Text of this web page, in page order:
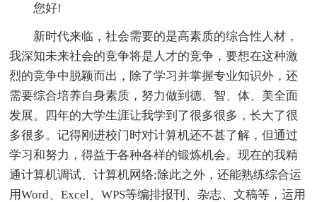
您好!
新时代来临，社会需要的是高素质的综合性人材，
我深知未来社会的竞争将是人才的竞争，要想在这种激
烈的竞争中脱颖而出，除了学习并掌握专业知识外，还
需要综合培养自身素质，努力做到德、智、体、美全面
发展。四年的大学生涯让我学到了很多很多，长大了很
多很多。记得刚进校门时对计算机还不甚了解，但通过
学习和努力，得益于各种各样的锻炼机会。现在的我精
通计算机调试、计算机网络;除此之外，还能熟练综合运
用Word、Excel、WPS等编排报刊、杂志、文稿等，运用